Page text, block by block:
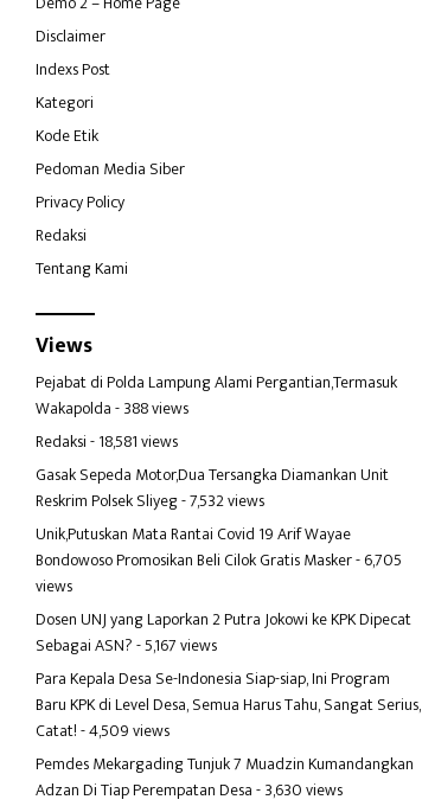
Disclaimer
Indexs Post
Kategori
Kode Etik
Pedoman Media Siber
Privacy Policy
Redaksi
Tentang Kami
Views
Pejabat di Polda Lampung Alami Pergantian,Termasuk
Wakapolda- 388 views
Redaksi- 18,581 views
Gasak Sepeda Motor,Dua Tersangka Diamankan Unit
Reskrim Polsek Sliyeg- 7,532 views
Unik,Putuskan Mata Rantai Covid 19 Arif Wayae
Bondowoso Promosikan Beli Cilok Gratis Masker- 6,705
views
Dosen UNJ yang Laporkan 2 Putra Jokowi ke KPK Dipecat
Sebagai ASN?- 5,167 views
Para Kepala Desa Se-Indonesia Siap-siap, Ini Program
Baru KPK di Level Desa, Semua Harus Tahu, Sangat Serius,
Catat!- 4,509 views
Pemdes Mekargading Tunjuk 7 Muadzin Kumandangkan
Adzan Di Tiap Perempatan Desa- 3,630 views